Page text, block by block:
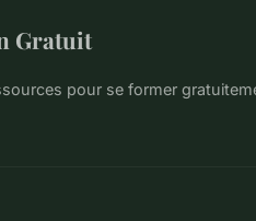
Gratuit
pour se former